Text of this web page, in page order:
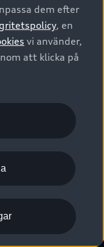
min bil av detta?
dem efter
, en
vi använder,
att klicka på